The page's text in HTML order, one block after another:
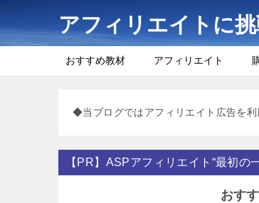
アフィリエイトに
おすすめ教材 アフィリエイト
◆当ブログではアフィリエイト広告を利
【PR】ASPアフィリエイト“最初の
おす